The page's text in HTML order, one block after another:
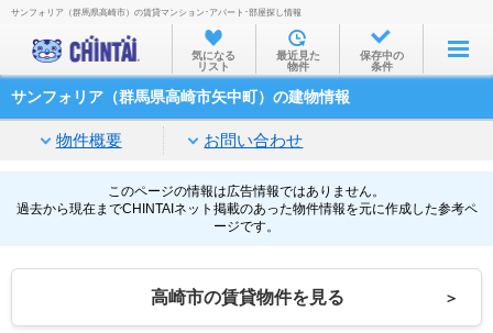
お部屋を探す
沿線・駅から
住所から
家賃相場から
通勤通学時間から
物件特集から
不動産会社から
TOP
サンフォリア（群馬県高崎市）の賃貸マンション･アパート･部屋探し情報
気になる
リスト
最近見た
物件
保存中の
条件
サンフォリア（群馬県高崎市矢中町）の建物情報
物件概要 お問い合わせ
このページの情報は広告情報ではありません。
過去から現在までCHINTAIネット掲載のあった物件情報を元に作成した参考ペ
ージです。
高崎市の賃貸物件を見る ＞